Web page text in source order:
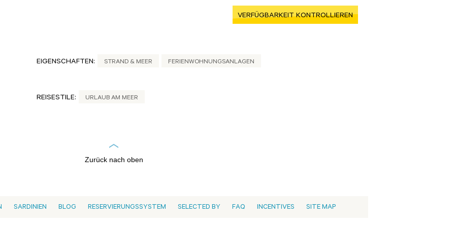
VERFÜGBARKEIT KONTROLLIEREN
EIGENSCHAFTEN: STRAND & MEER FERIENWOHNUNGSANLAGEN
REISESTILE: URLAUB AM MEER
Zurück nach oben
SARDINIEN BLOG RESERVIERUNGSSYSTEM SELECTED BY FAQ INCENTIVES SITE MAP